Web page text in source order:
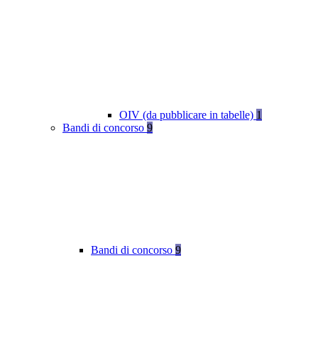
OIV (da pubblicare in tabelle) 1
Bandi di concorso 9
Bandi di concorso 9